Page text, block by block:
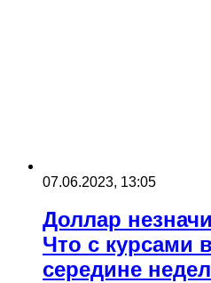
07.06.2023, 13:05
Доллар
Что с курсами
середине